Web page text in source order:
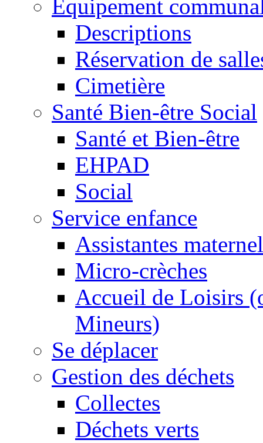
Equipement
Descriptions
Réservation de
Cimetière
Santé Bien-être Social
Santé et Bien-être
EHPAD
Social
Service enfance
Assistantes
Micro-crèches
Accueil de Loisirs
Mineurs)
Se déplacer
Gestion des déchets
Collectes
Déchets verts